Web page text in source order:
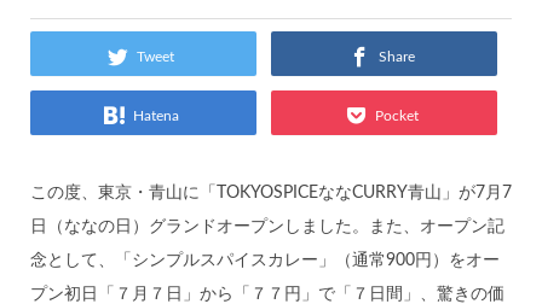
Tweet Share
Hatena Pocket
この度、東京・青山に「TOKYOSPICEななCURRY青山」が7月7
日（ななの日）グランドオープンしました。また、オープン記
念として、「シンプルスパイスカレー」（通常900円）をオー
プン初日「７月７日」から「７７円」で「７日間」、驚きの価